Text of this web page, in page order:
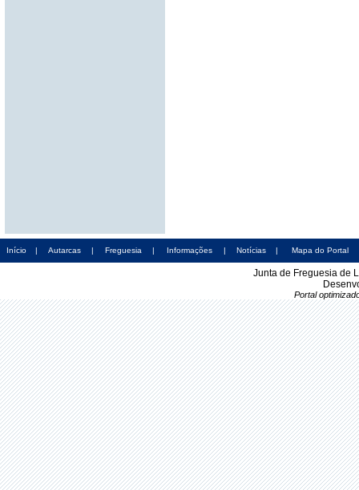
Início | Autarcas | Freguesia | Informações | Notícias | Mapa do Portal
Junta de Freguesia de
Portal